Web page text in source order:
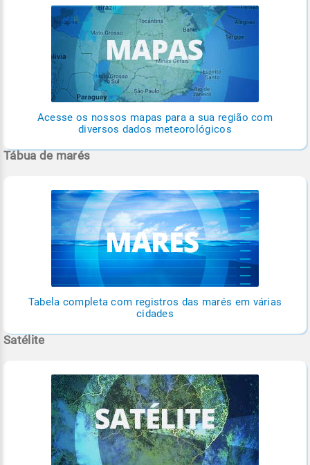
Acesse os nossos mapas para a sua região com
diversos dados meteorológicos
Tábua de marés
Tabela completa com registros das marés em várias
cidades
Satélite